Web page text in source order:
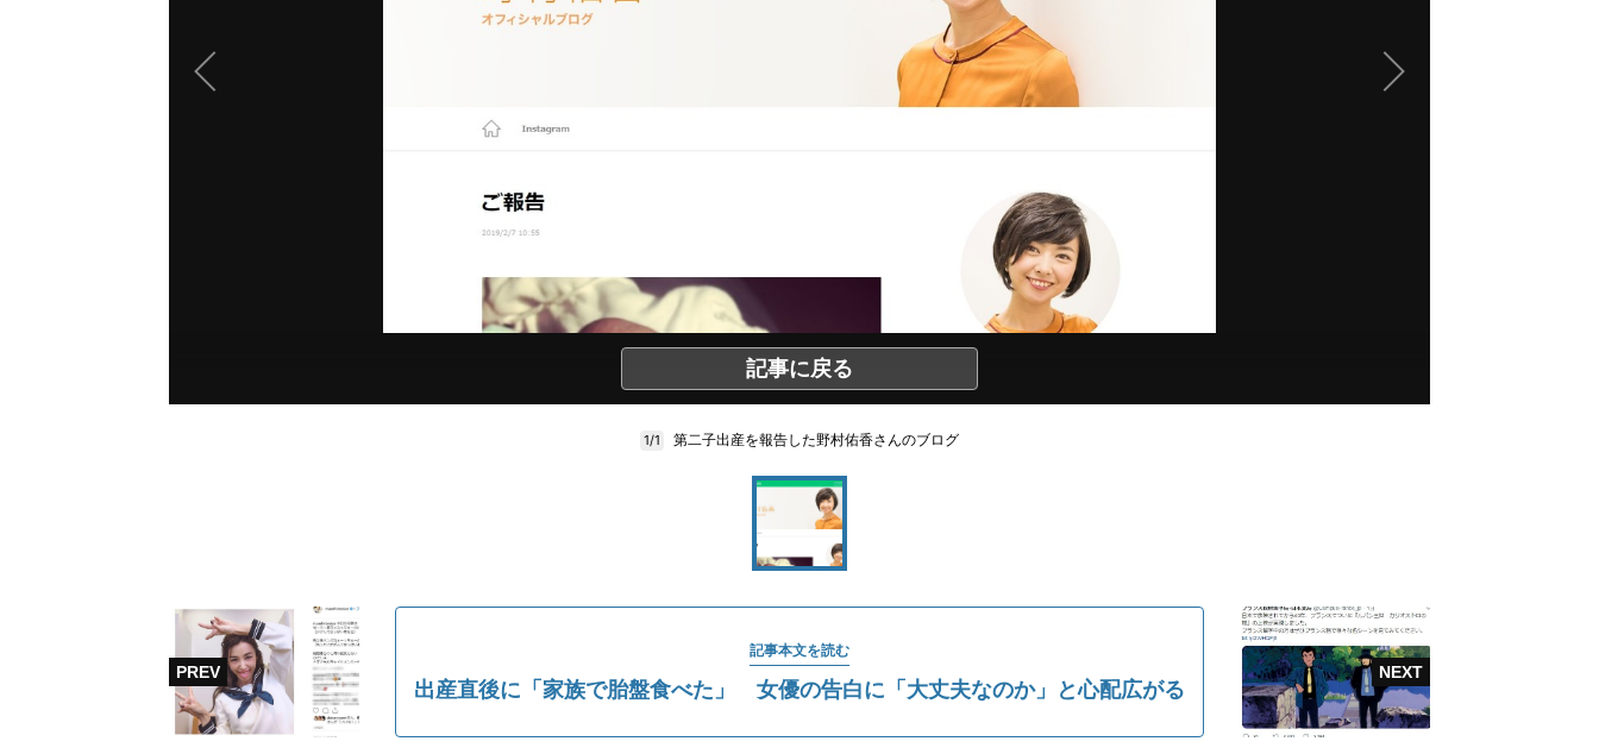
記事に戻る
1/1 第二子出産を報告した野村佑香さんのブログ
記事本文を読む
出産直後に「家族で胎盤食べた」 女優の告白に「大丈夫なのか」と心配広がる